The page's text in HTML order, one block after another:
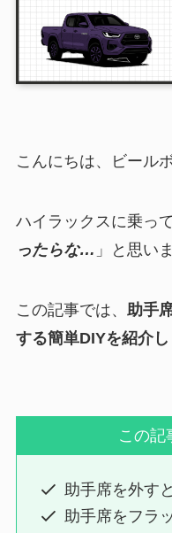
こんにちは、ビール
ハイラックスに乗っ
ったらな… 」と思い
この記事では、 助手
する簡単DIYを紹介
この記
助手席を外す
助手席をフラ